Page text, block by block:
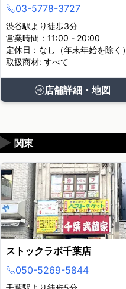
03-5778-3727
渋谷駅より徒歩3分
営業時間：11:00 - 20:00
定休日：なし（年末年始を除く）
取扱商材: すべて
店舗詳細・地図
関東
▶
ストックラボ千葉店
050-5269-5844